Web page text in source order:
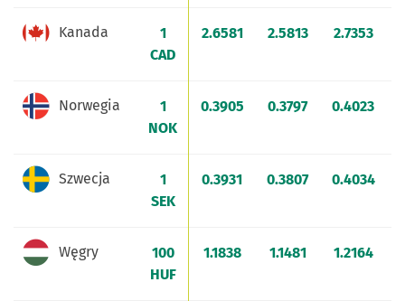
Kanada
1
CAD
2.6581 2.5813 2.7353
Norwegia
1
NOK
0.3905 0.3797 0.4023
Szwecja
1
SEK
0.3931 0.3807 0.4034
Węgry
100
HUF
1.1838 1.1481 1.2164